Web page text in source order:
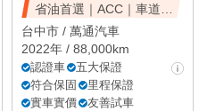
省油首選｜ACC｜車道維
持
台中市 / 萬通汽車
2022年 / 88,000km
認證車
五大保證
符合保固
里程保證
實車實價
友善試車